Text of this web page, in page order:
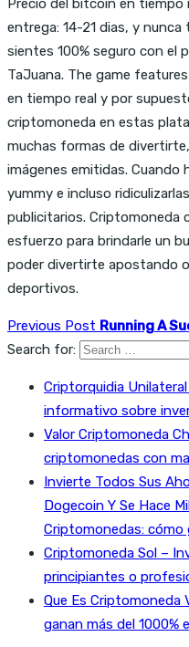
Precio del bitcoin en
entrega: 14-21 dias, y
sientes 100% seguro con el
TaJuana. The game
en tiempo real y por
criptomoneda en estas
muchas formas de
imágenes emitidas.
yummy e incluso
publicitarios. Criptomoneda
esfuerzo para brindarle un
poder divertirte apostando
deportivos.
Previous Post Running A
Search for:
Criptorquidia
informativo sobre
Valor Criptomoneda
criptomonedas con
Invierte Todos Sus
Dogecoin Y Se Hace
Criptomonedas:
Criptomoneda Sol –
principiantes o
Que Es
ganan más del 1000%